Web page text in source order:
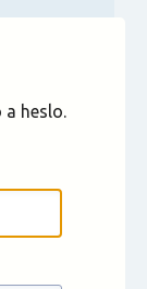
a heslo.